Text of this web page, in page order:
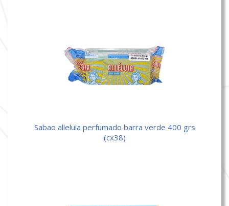
sabao alleluia perfumado barra verde 400 grs
(cx38)